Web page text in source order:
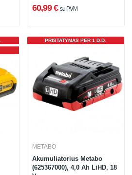
60,99 € su PVM
PRISTATYMAS PER 1 D.D.
METABO
Akumuliatorius Metabo
(625367000), 4,0 Ah LiHD, 18